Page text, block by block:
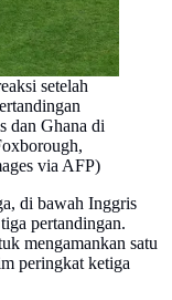
setelah
dan Ghana di
via AFP)
di bawah Inggris
pertandingan.
mengamankan satu
peringkat ketiga